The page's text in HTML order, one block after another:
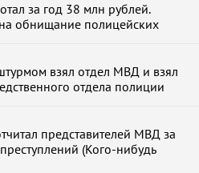
за год 38 млн рублей.
обнищание полицейских
взял отдел МВД и взял
отдела полиции
представителей МВД за
(Кого-нибудь